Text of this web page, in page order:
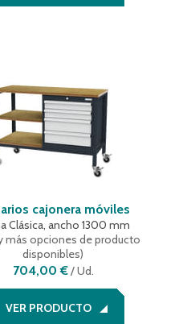
cajonera móviles
Clásica, ancho 1300 mm
más opciones de producto
disponibles)
704,00 €/Ud.
VER PRODUCTO